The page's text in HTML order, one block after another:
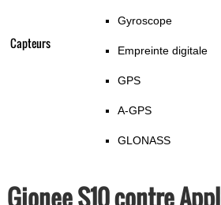
Capteurs
Gyroscope
Empreinte digitale
GPS
A-GPS
GLONASS
Gionee S10 contre